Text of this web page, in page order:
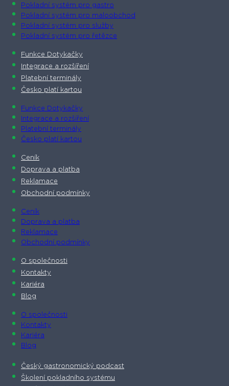
Pokladní systém pro gastro
Pokladní systém pro maloobchod
Pokladní systém pro služby
Pokladní systém pro řetězce
Funkce Dotykačky
Integrace a rozšíření
Platební terminály
Česko platí kartou
Funkce Dotykačky
Integrace a rozšíření
Platební terminály
Česko platí kartou
Ceník
Doprava a platba
Reklamace
Obchodní podmínky
Ceník
Doprava a platba
Reklamace
Obchodní podmínky
O společnosti​
Kontakty
Kariéra
Blog
O společnosti​
Kontakty
Kariéra
Blog
Český gastronomický podcast​
Školení pokladního systému